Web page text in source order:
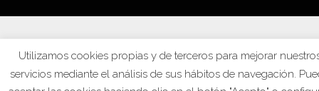
Utilizamos cookies propias y de terceros para mejorar
servicios mediante el análisis de sus hábitos de navegación.